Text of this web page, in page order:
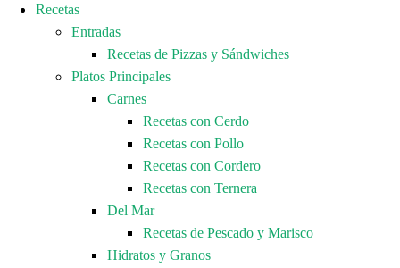
Recetas
Entradas
Recetas de Pizzas y Sándwiches
Platos Principales
Carnes
Recetas con Cerdo
Recetas con Pollo
Recetas con Cordero
Recetas con Ternera
Del Mar
Recetas de Pescado y Marisco
Hidratos y Granos